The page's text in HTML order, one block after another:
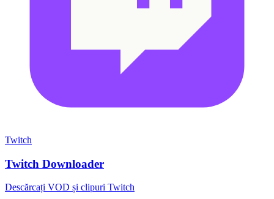
Twitch
Twitch Downloader
Descărcați VOD și clipuri Twitch